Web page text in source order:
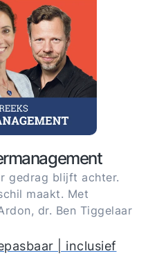
gedrag blijft achter.
maakt. Met
dr. Ben Tiggelaar
| inclusief